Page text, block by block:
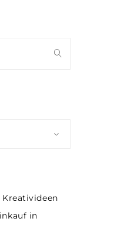
in